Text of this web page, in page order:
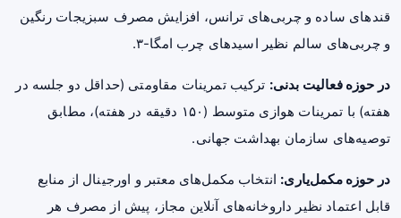
قندهای ساده و چربی‌های ترانس، افزایش مصرف سبزیجات رنگین
و چربی‌های سالم نظیر اسیدهای چرب امگا-۳.
در حوزه فعالیت بدنی: ترکیب تمرینات مقاومتی (حداقل دو جلسه در
هفته) با تمرینات هوازی متوسط (۱۵۰ دقیقه در هفته)، مطابق
توصیه‌های سازمان بهداشت جهانی.
در حوزه مکمل‌یاری: انتخاب مکمل‌های معتبر و اورجینال از منابع
قابل اعتماد نظیر داروخانه‌های آنلاین مجاز، پیش از مصرف هر